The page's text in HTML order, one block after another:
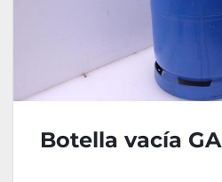
Botella vacía